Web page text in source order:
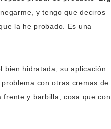
y tengo que deciros
la he probado. Es una
bien hidratada, su aplicación
con otras cremas de
y barbilla, cosa que con